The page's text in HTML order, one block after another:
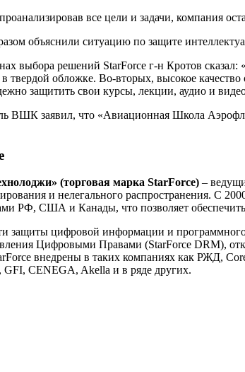
все цели и задачи, компания
объяснили ситуацию по защите
выбора решений StarForce г-н Кротов
твердой обложке. Во-вторых, высокое
защитить свои курсы, лекции, аудио и
ВШК заявил, что «Авиационная Школа
(торговая марка StarForce) –
и нелегального распространения. С
РФ, США и Канады, что позволяет
защиты цифровой информации и
Цифровыми Правами (StarForce DRM),
внедрены в таких компаниях как РЖД,
GFI, CENEGA, Akella и в ряде других.